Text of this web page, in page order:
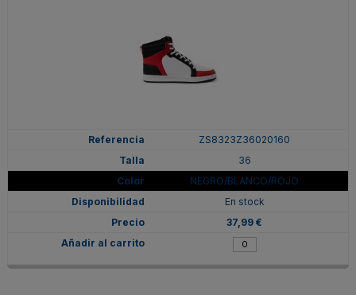
ZS8323Z36020160
36
NEGRO/BLANCO/ROJO
En stock
37,99 €